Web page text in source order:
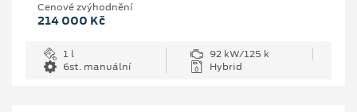
Cenové zvýhodnění
214 000 Kč
1 l
92 kW/125 k
6st. manuální
Hybrid